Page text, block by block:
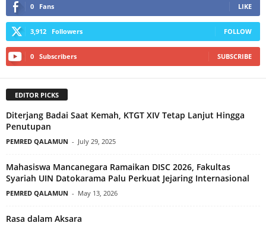
0 Fans LIKE
3,912 Followers FOLLOW
0 Subscribers SUBSCRIBE
EDITOR PICKS
Diterjang Badai Saat Kemah, KTGT XIV Tetap Lanjut Hingga
Penutupan
PEMRED QALAMUN - July 29, 2025
Mahasiswa Mancanegara Ramaikan DISC 2026, Fakultas
Syariah UIN Datokarama Palu Perkuat Jejaring Internasional
PEMRED QALAMUN - May 13, 2026
Rasa dalam Aksara